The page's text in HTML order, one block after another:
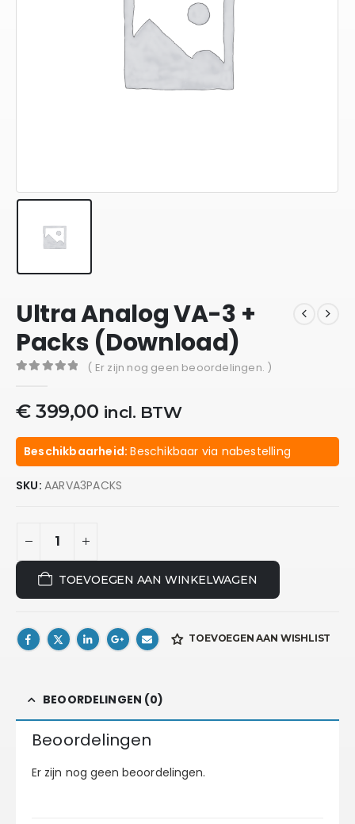
Ultra Analog VA-3 +
Packs (Download)
( Er zijn nog geen beoordelingen. )
€399,00 incl. BTW
Beschikbaarheid:Beschikbaar via nabestelling
SKU: AARVA3PACKS
TOEVOEGEN AAN WINKELWAGEN
TOEVOEGEN AAN WISHLIST
BEOORDELINGEN (0)
Beoordelingen
Er zijn nog geen beoordelingen.